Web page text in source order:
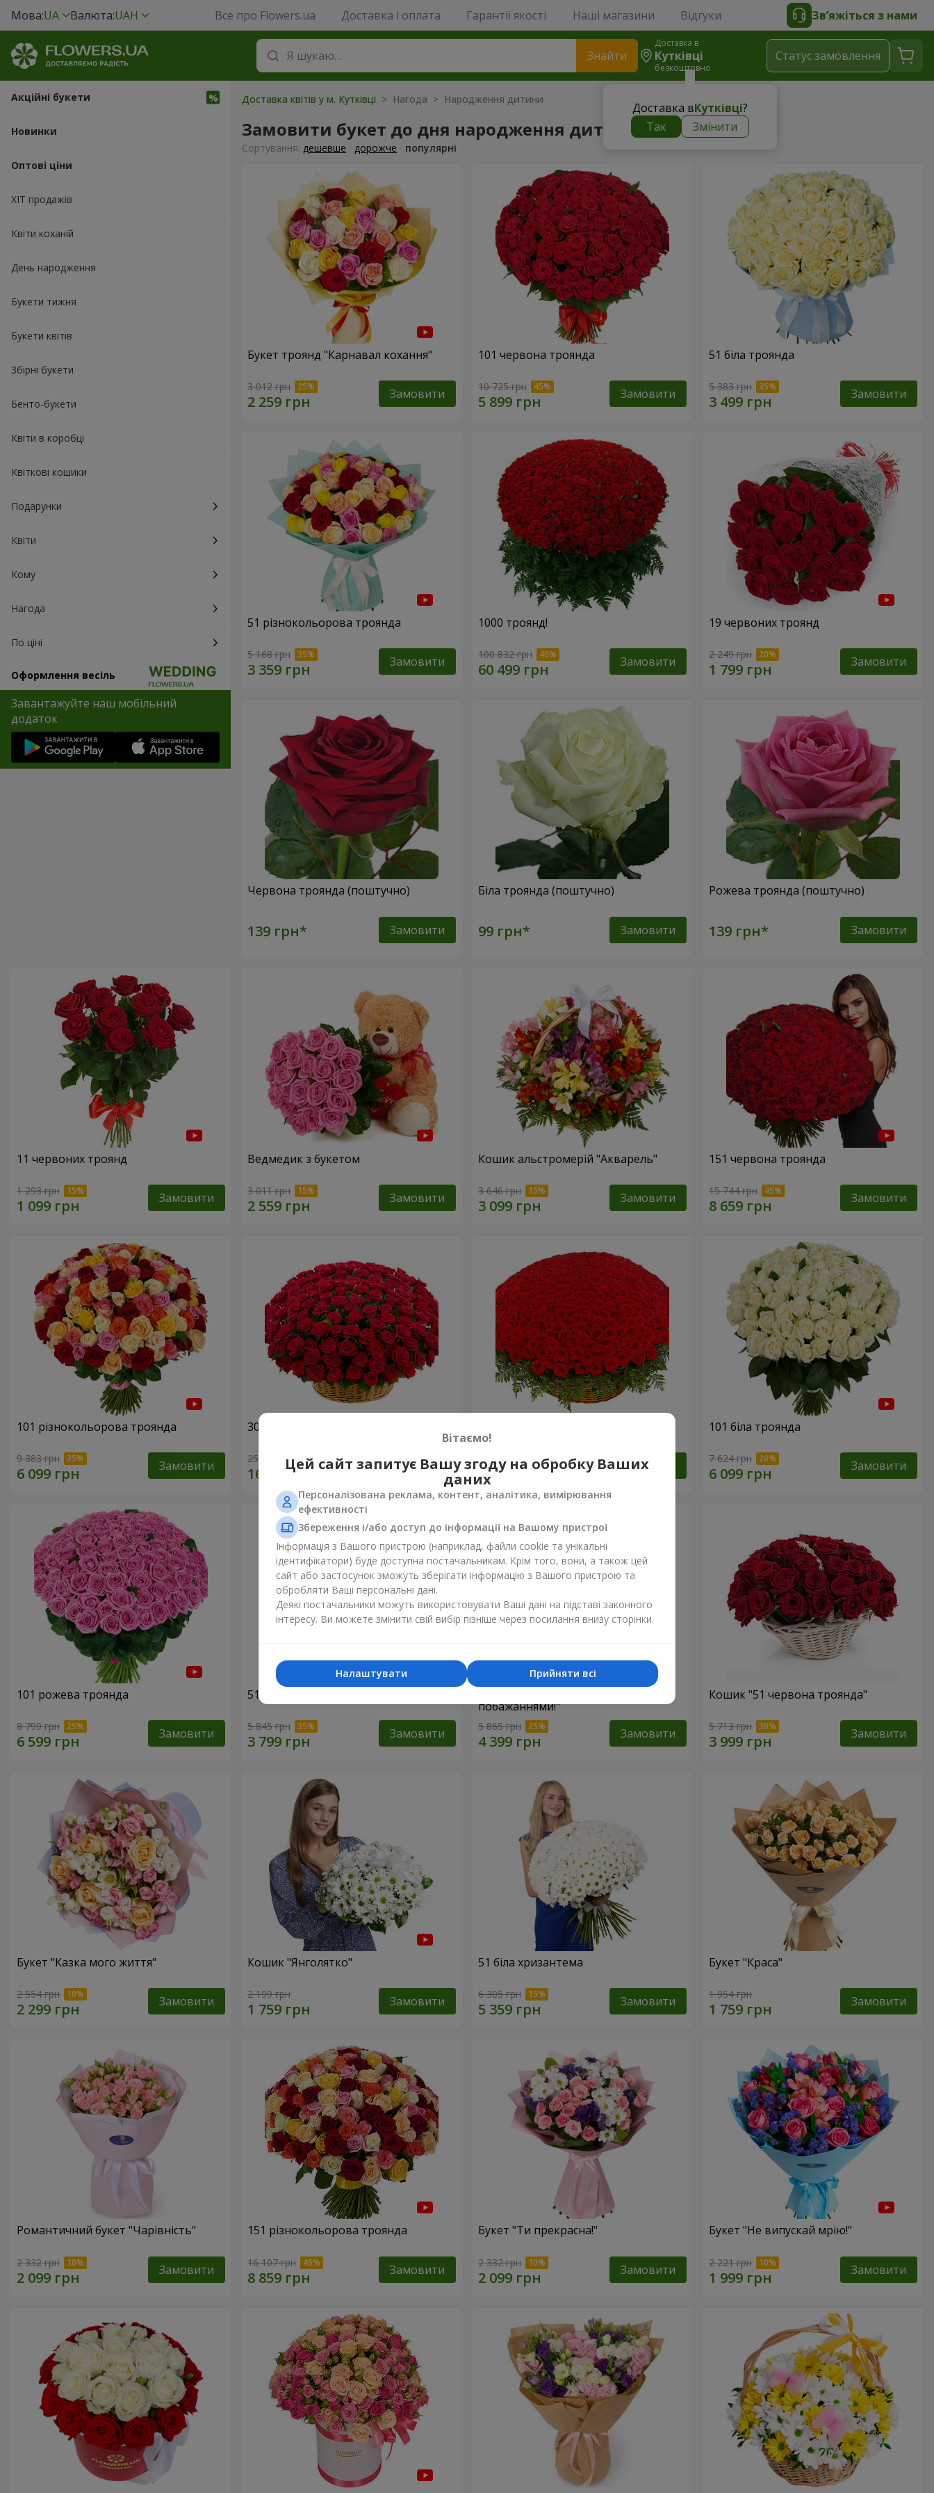
Мова:UA Валюта:UAH Все про Flowers.ua Доставка і оплата Гарантії якості Наші магазини Відгуки Зв’яжіться з нами
Знайти
Доставка в
Кутківці
безкоштовно
Доставка вКутківці?
Так
Змінити
Статус замовлення
Акційні букети
Новинки
Оптові ціни
ХІТ продажів
Квіти коханій
День народження
Букети тижня
Букети квітів
Збірні букети
Бенто-букети
Квіти в коробці
Квіткові кошики
Подарунки
Квіти
Кому
Нагода
По ціні
Оформлення весіль
Завантажуйте наш мобільний
додаток
Доставка квітів у м. Кутківці > Нагода > Народження дитини
Замовити букет до дня народження дитини
Сортування: дешевше дорожче популярні
Букет троянд "Карнавал кохання"
3 012 грн Замовити
101 червона троянда
10 725 грн Замовити
51 біла троянда
5 383 грн Замовити
51 різнокольорова троянда
5 168 грн Замовити
1000 троянд!
100 832 грн Замовити
19 червоних троянд
2 249 грн Замовити
Червона троянда (поштучно)
Замовити
Біла троянда (поштучно)
Замовити
Рожева троянда (поштучно)
Замовити
11 червоних троянд
1 293 грн Замовити
Ведмедик з букетом
3 011 грн Замовити
Кошик альстромерій "Акварель"
3 646 грн Замовити
151 червона троянда
15 744 грн Замовити
101 різнокольорова троянда
9 383 грн Замовити
301 червона троянда
25 998 грн Замовити 52 107 грн Замовити
101 біла троянда
7 624 грн Замовити
101 рожева троянда
8 799 грн Замовити
51 рожева троянда
5 845 грн Замовити
побажаннями!"
5 865 грн Замовити
Кошик "51 червона троянда"
5 713 грн Замовити
Букет "Казка мого життя"
2 554 грн Замовити
Кошик "Янголятко"
2 199 грн Замовити
51 біла хризантема
6 305 грн Замовити
Букет "Краса"
1 954 грн Замовити
Романтичний букет "Чарівність"
2 332 грн Замовити
151 різнокольорова троянда
16 107 грн Замовити
Букет "Ти прекрасна!"
2 332 грн Замовити
Букет "Не випускай мрію!"
2 221 грн Замовити
Вітаємо!
Цей сайт запитує Вашу згоду на обробку Ваших
даних
Персоналізована реклама, контент, аналітика, вимірювання
ефективності
Збереження і/або доступ до інформації на Вашому пристрої
Інформація з Вашого пристрою (наприклад, файли cookie та унікальні
ідентифікатори) буде доступна постачальникам. Крім того, вони, а також цей
сайт або застосунок зможуть зберігати інформацію з Вашого пристрою та
обробляти Ваші персональні дані.
Деякі постачальники можуть використовувати Ваші дані на підставі законного
інтересу. Ви можете змінити свій вибір пізніше через посилання внизу сторінки.
Прийняти всі
Налаштувати